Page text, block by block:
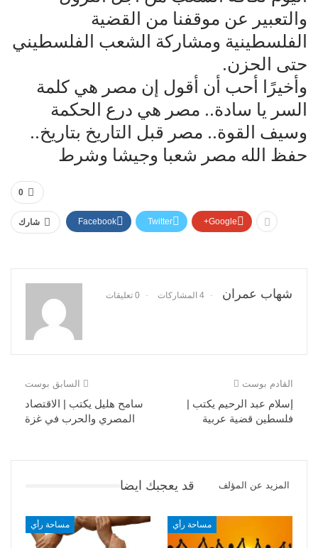
والتعبير عن موقفنا من القضية
الفلسطينية ومشاركة الشعب الفلسطيني
حتى الحزن.
وأخيرًا أحب أن أقول إن مصر هي كلمة
السر يا سادة.. مصر هي درع الحكمة
وسيف القوة.. مصر قبل التاريخ بتاريخ..
حفظ الله مصر شعبا وجيشا وشرط
0
شارك Facebook Twitter Google+
شهاب عمران 4 المشاركات 0 تعليقات
السابق بوست
سامح هليل يكتب | الاقتصاد
المصري والحرب في غزة
القادم بوست
إسلام عبد الرحيم يكتب |
فلسطين قضية عربية
قد يعجبك ايضا المزيد عن المؤلف
مساحة رأي مساحة رأي